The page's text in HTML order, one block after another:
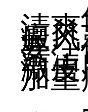
保
清
癜
要
清
激
加